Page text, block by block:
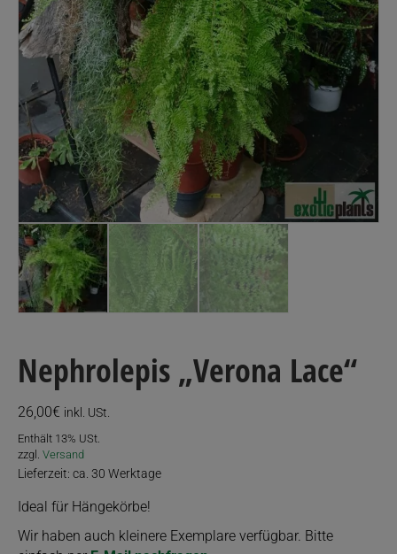
Nephrolepis „Verona Lace“
26,00€ inkl. USt.
Enthält 13% USt.
zzgl. Versand
Lieferzeit: ca. 30 Werktage
Ideal für Hängekörbe!
Wir haben auch kleinere Exemplare verfügbar. Bitte